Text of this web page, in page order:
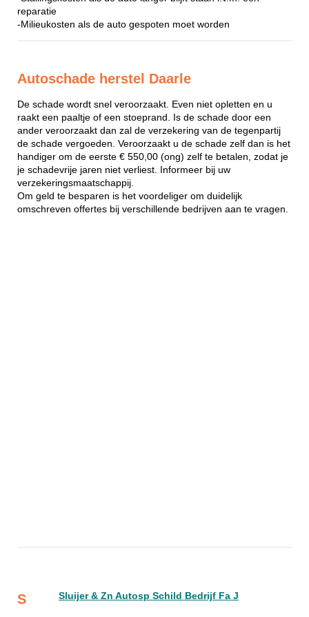
reparatie
-Milieukosten als de auto gespoten moet worden
Autoschade herstel Daarle
De schade wordt snel veroorzaakt. Even niet opletten en u
raakt een paaltje of een stoeprand. Is de schade door een
ander veroorzaakt dan zal de verzekering van de tegenpartij
de schade vergoeden. Veroorzaakt u de schade zelf dan is het
handiger om de eerste € 550,00 (ong) zelf te betalen, zodat je
je schadevrije jaren niet verliest. Informeer bij uw
verzekeringsmaatschappij.
Om geld te besparen is het voordeliger om duidelijk
omschreven offertes bij verschillende bedrijven aan te vragen.
S Sluijer & Zn Autosp Schild Bedrijf Fa J